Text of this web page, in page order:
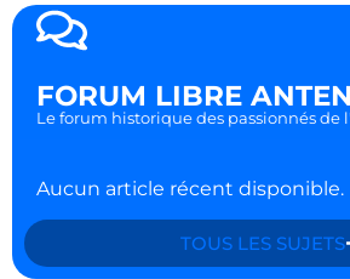
FORUM LIBRE
Le forum historique des passionnés de
Aucun article récent disponible.
TOUS LES SUJETS